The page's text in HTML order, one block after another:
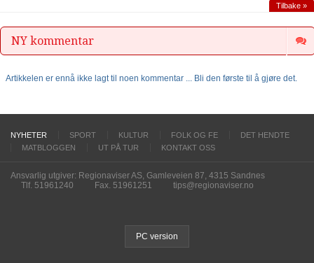
Tilbake »
NY kommentar
Artikkelen er ennå ikke lagt til noen kommentar ... Bli den første til å gjøre det.
NYHETER SPORT KULTUR FOLK OG FE
DET HENDTE
MATBLOGGEN
UT PÅ TUR KONTAKT OSS
Ansvarlig utgiver: Regionaviser AS, Gamleveien 87, 4315 Sandnes
Tlf. 51961240
Fax. 51961251 tips@regionaviser.no
PC version